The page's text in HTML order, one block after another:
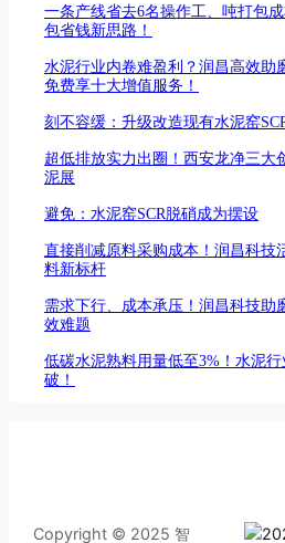
一条产线省去6名操作工、吨打包
包省钱新思路！
水泥行业内卷难盈利？润昌高效助
免费享十大增值服务！
刻不容缓：升级改造现有水泥窑
超低排放实力出圈！西安龙净三大
泥展
避免：水泥窑SCR脱硝成为摆设
直接削减原料采购成本！润昌科技
料新标杆
需求下行、成本承压！润昌科技助
效难题
低碳水泥熟料用量低至3%！水泥
破！
Copyright © 2025 智